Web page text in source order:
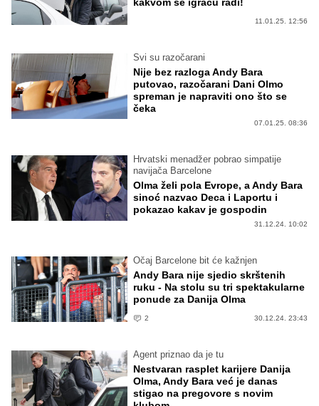
11.01.25. 12:56
Svi su razočarani
Nije bez razloga Andy Bara
putovao, razočarani Dani Olmo
spreman je napraviti ono što se
čeka
07.01.25. 08:36
Hrvatski menadžer pobrao simpatije
navijača Barcelone
Olma želi pola Evrope, a Andy Bara
sinoć nazvao Deca i Laportu i
pokazao kakav je gospodin
31.12.24. 10:02
Očaj Barcelone bit će kažnjen
Andy Bara nije sjedio skrštenih
ruku - Na stolu su tri spektakularne
ponude za Danija Olma
2 30.12.24. 23:43
Agent priznao da je tu
Nestvaran rasplet karijere Danija
Olma, Andy Bara već je danas
stigao na pregovore s novim